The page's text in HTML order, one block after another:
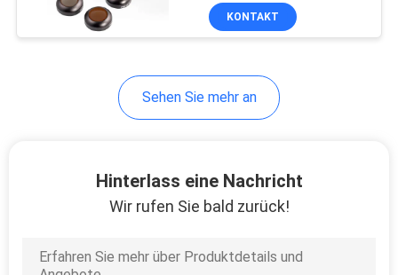
Neutraler Dichte-
KONTAKT
Sehen Sie mehr an
Hinterlass eine Nachricht
Wir rufen Sie bald zurück!